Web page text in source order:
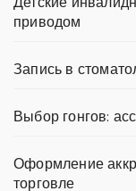
приводом
Запись в
Выбор гонгов:
Оформление
торговле